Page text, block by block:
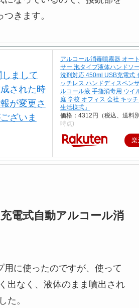
きます。
アルコール消毒噴霧器 オー
サー 泡タイプ液体ハンドソ
洗剤対応 450ml USB充電式
ッチレス ハンドディスペン
ルコール液 手指消毒用 ウイ
庭 学校 オフィス 会社 キッ
生活様式」
価格：4312円（税込、送料
時点)
楽
電式自動アルコール消
用に使ったのですが、使って
出なく、液体のまま噴出され
た。